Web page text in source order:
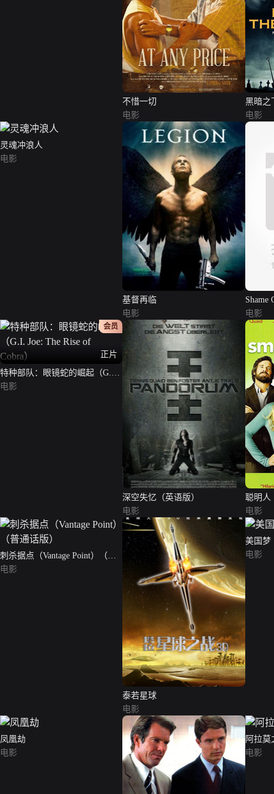
不惜一切
电影
黑暗之
电影
灵魂冲浪人
电影
基督再临
电影
Shame
电影
正片
会员
特种部队：眼镜蛇的崛起（G.I.
Joe: The Rise of Cobra）
电影
深空失忆（英语版）
电影
聪明人
电影
刺杀据点（Vantage Point）（普
通话版）
电影
泰若星球
电影
美国梦
电影
凤凰劫
电影
阿拉莫
电影